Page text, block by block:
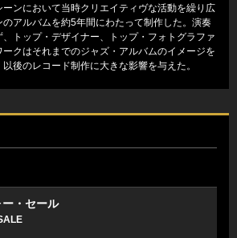
ンにおいて当時クリエイティヴな活動を繰り広
アルバムを約5年間にわたって制作した。演奏
トップ・デザイナー、トップ・フォトグラファ
クはそれまでのジャズ・アルバムのイメージを
後のレコード制作に大きな影響を与えた。
・セール